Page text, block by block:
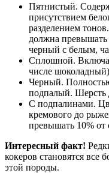
Пятнистый.
присутствием
разделением
должна
черный с белым,
Сплошной.
числе
Черный.
подпалый. Шерсть
С подпалинами.
кремового до
превышать 10% от
Интересный факт!
кокеров становятся все
этой породы.